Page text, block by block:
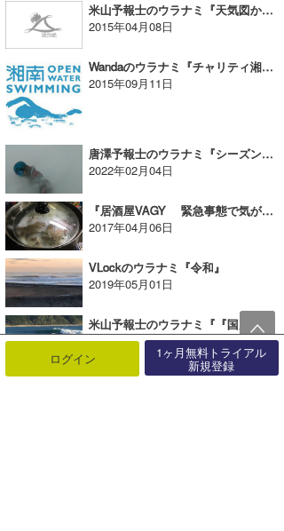
米山予報士のウラナミ『天気図から波向を知る』
2015年04月08日
Wandaのウラナミ『チャリティ湘南OWS2015』
2015年09月11日
唐澤予報士のウラナミ『シーズン一発目から大当たり！』
2022年02月04日
『居酒屋VAGY 緊急事態で気がつく39歳の中2な件』
2017年04月06日
VLockのウラナミ『令和』
2019年05月01日
2019年01月19日
ログイン 1ヶ月無料トライアル
新規登録